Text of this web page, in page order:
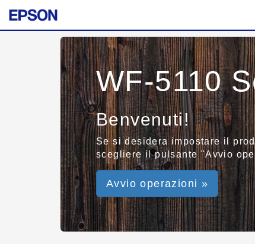
WF-5110
Benvenuti!
Se si desidera impostare il
scegliere il pulsante "Avvio
Avvio operazioni »